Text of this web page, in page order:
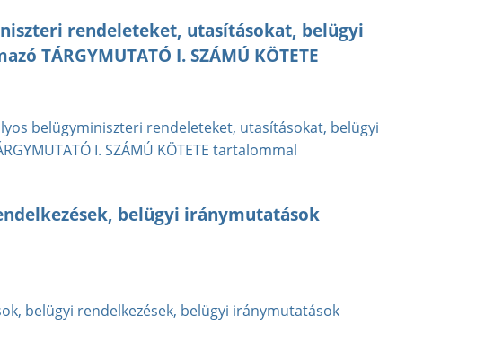
rendeleteket, utasításokat, belügyi
TÁRGYMUTATÓ I. SZÁMÚ KÖTETE
belügyminiszteri rendeleteket, utasításokat, belügyi
I. SZÁMÚ KÖTETE tartalommal
belügyi iránymutatások
belügyi rendelkezések, belügyi iránymutatások